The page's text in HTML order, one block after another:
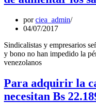
porciea_admin
04/07/2017
Sindicalistas y empresarios
y bono no han impedido la
venezolanos
Para adquirir la
necesitan Bs